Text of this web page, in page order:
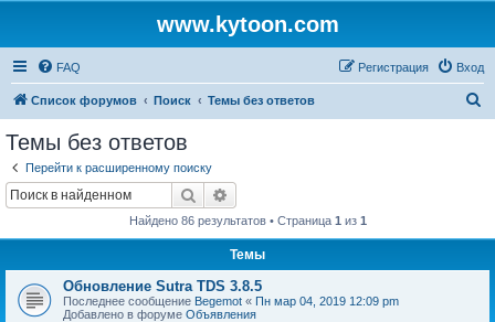
www.kytoon.com
FAQ Вход
Регистрация
Список форумов Поиск Темы без ответов
Темы без ответов
Перейти к расширенному поиску
Поиск
Найдено 86 результатов • Страница 1 из 1
Темы
Обновление Sutra TDS 3.8.5
Последнее сообщение Begemot « Пн мар 04, 2019 12:09 pm
Добавлено в форуме Объявления